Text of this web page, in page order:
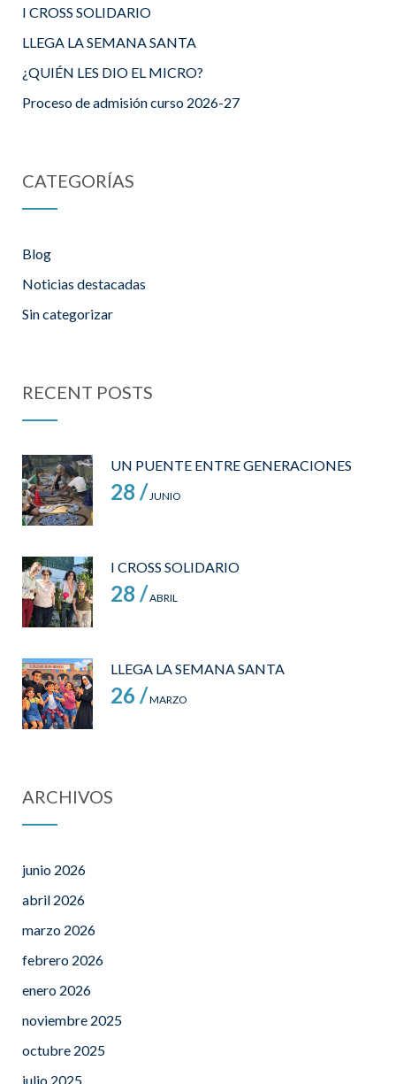
I CROSS SOLIDARIO
LLEGA LA SEMANA SANTA
¿QUIÉN LES DIO EL MICRO?
Proceso de admisión curso 2026-27
CATEGORÍAS
Blog
Noticias destacadas
Sin categorizar
RECENT POSTS
UN PUENTE ENTRE GENERACIONES
28 /JUNIO
I CROSS SOLIDARIO
28 /ABRIL
LLEGA LA SEMANA SANTA
26 /MARZO
ARCHIVOS
junio 2026
abril 2026
marzo 2026
febrero 2026
enero 2026
noviembre 2025
octubre 2025
julio 2025